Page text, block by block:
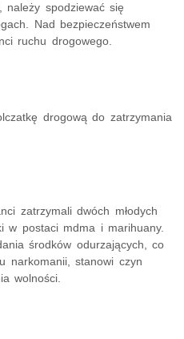
należy spodziewać się
Nad bezpieczeństwem
ruchu drogowego.
drogową do zatrzymania
zatrzymali dwóch młodych
w postaci mdma i marihuany.
środków odurzających, co
narkomanii, stanowi czyn
wolności.